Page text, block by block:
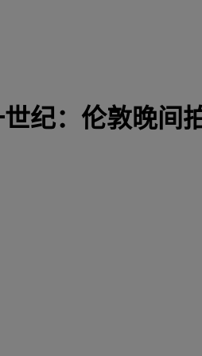
纪：伦敦晚间